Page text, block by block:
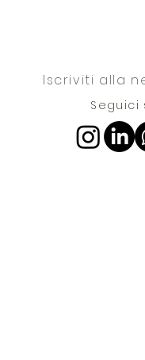
Iscriviti alla
Seguici